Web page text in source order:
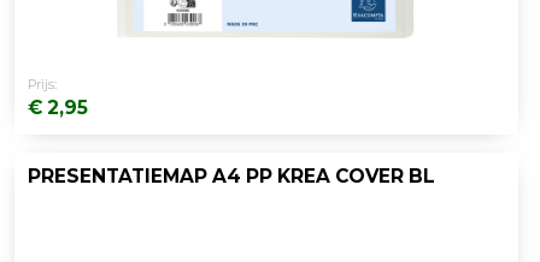
Prijs:
€ 2,95
PRESENTATIEMAP A4 PP KREA COVER BL